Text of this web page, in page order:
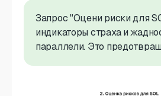
Запрос "Оцени риски для
индикаторы страха и
параллели. Это